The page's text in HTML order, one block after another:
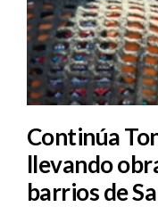
Continúa
llevando
barrios de